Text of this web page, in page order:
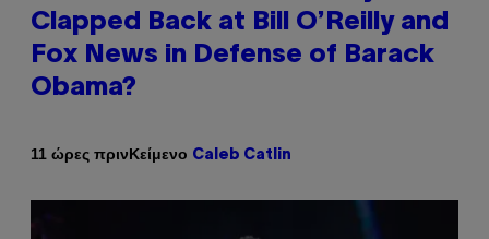
Clapped Back at Bill O’Reilly and
Fox News in Defense of Barack
Obama?
11 ώρες πρινΚείμενο Caleb Catlin